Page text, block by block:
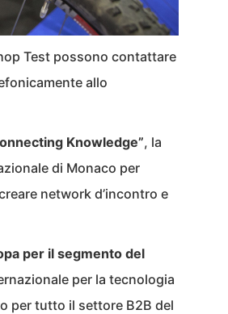
Test possono contattare
allo
Knowledge”, la
di Monaco per
network d’incontro e
per il segmento del
per la tecnologia
per tutto il settore B2B del